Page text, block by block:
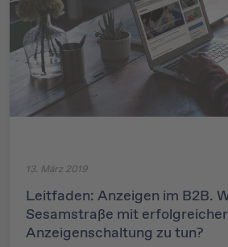
13. März 2019
Leitfaden: Anzeigen im B2B.
Sesamstraße mit erfolgreicher
Anzeigenschaltung zu tun?